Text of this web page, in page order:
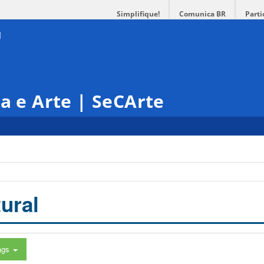
Simplifique! Comunica BR
e Arte | SeCArte